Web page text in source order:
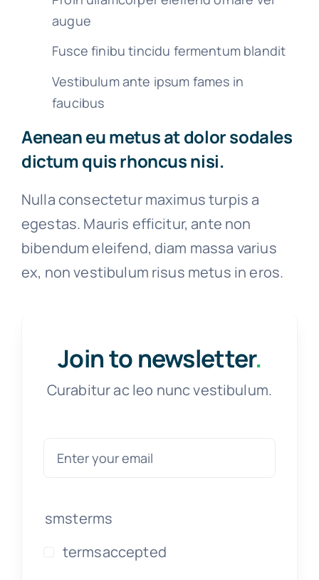
augue
Fusce finibu tincidu fermentum blandit
Vestibulum ante ipsum fames in
faucibus
Aenean eu metus at dolor sodales
dictum quis rhoncus nisi.
Nulla consectetur maximus turpis a
egestas. Mauris efficitur, ante non
bibendum eleifend, diam massa varius
ex, non vestibulum risus metus in eros.
Join to newsletter.
Curabitur ac leo nunc vestibulum.
smsterms
termsaccepted